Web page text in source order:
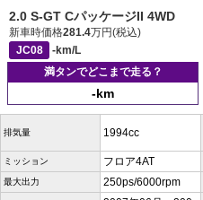
2.0 S-GT CパッケージII 4WD
新車時価格281.4万円(税込)
JC08
-km/L
満タンでどこまで走る？
-km
排気量 1994cc
ミッション フロア4AT
最大出力 250ps/6000rpm